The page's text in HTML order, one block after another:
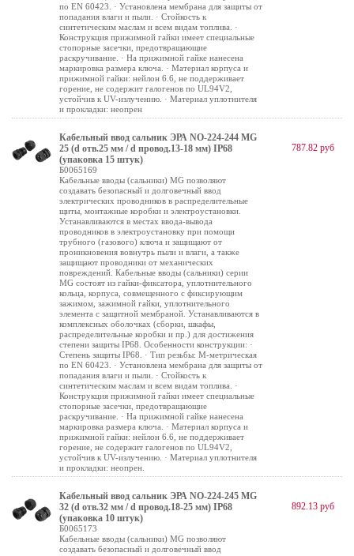
по EN 60423. · Установлена мембрана для защиты от
попадания влаги и пыли. · Стойкость к
синтетическим маслам и всем видам топлива. ·
Конструкция прижимной гайки имеет специальные
стопорные засечки, предотвращающие
раскручивание. · На прижимной гайке нанесена
маркировка размера ключа. · Материал корпуса и
прижимной гайки: нейлон 6.6, не поддерживает
горение, не содержит галогенов по UL94V2,
устойчив к UV-излучению. · Материал уплотнителя
и прокладки: неопрен
Кабельный ввод сальник ЭРА NO-224-244 MG
25 (d отв.25 мм / d провод.13-18 мм) IP68
(упаковка 15 штук)
Б0065169
Кабельные вводы (сальники) MG позволяют
создавать безопасный и долговечный ввод
электрических проводников в распределительные
щиты, монтажные коробки и электроустановки.
Устанавливаются в местах ввода-вывода
проводников в электроустановку при помощи
трубного (газового) ключа и защищают от
проникновения вовнутрь пыли и влаги, а также
защищают проводники от механических
повреждений. Кабельные вводы (сальники) серии
MG состоят из гайки-фиксатора, уплотнительного
кольца, корпуса, совмещенного с фиксирующим
зажимом, зажимной гайки, уплотнительного
элемента с защитной мембраной. Устанавливаются в
комплексных оболочках (сборки, шкафы,
распределительные коробки и пр.) для достижения
степени защиты IP68. Особенности конструкции: ·
Степень защиты IP68. · Тип резьбы: М-метрическая
по EN 60423. · Установлена мембрана для защиты от
попадания влаги и пыли. · Стойкость к
синтетическим маслам и всем видам топлива. ·
Конструкция прижимной гайки имеет специальные
стопорные засечки, предотвращающие
раскручивание. · На прижимной гайке нанесена
маркировка размера ключа. · Материал корпуса и
прижимной гайки: нейлон 6.6, не поддерживает
горение, не содержит галогенов по UL94V2,
устойчив к UV-излучению. · Материал уплотнителя
и прокладки: неопрен.
787.82 руб
Кабельный ввод сальник ЭРА NO-224-245 MG
32 (d отв.32 мм / d провод.18-25 мм) IP68
(упаковка 10 штук)
Б0065173
Кабельные вводы (сальники) MG позволяют
создавать безопасный и долговечный ввод
892.13 руб